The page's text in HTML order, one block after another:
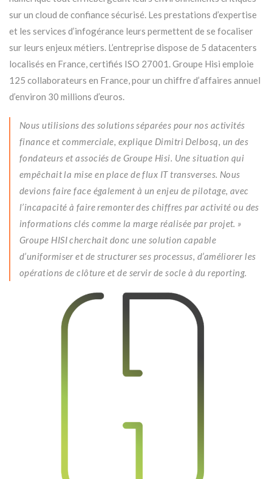
sur un cloud de confiance sécurisé. Les prestations d’expertise
et les services d’infogérance leurs permettent de se focaliser
sur leurs enjeux métiers. L’entreprise dispose de 5 datacenters
localisés en France, certifiés ISO 27001. Groupe Hisi emploie
125 collaborateurs en France, pour un chiffre d’affaires annuel
d’environ 30 millions d’euros.
Nous utilisions des solutions séparées pour nos activités
finance et commerciale, explique Dimitri Delbosq, un des
fondateurs et associés de Groupe Hisi. Une situation qui
empêchait la mise en place de flux IT transverses. Nous
devions faire face également à un enjeu de pilotage, avec
l’incapacité à faire remonter des chiffres par activité ou des
informations clés comme la marge réalisée par projet. »
Groupe HISI cherchait donc une solution capable
d’uniformiser et de structurer ses processus, d’améliorer les
opérations de clôture et de servir de socle à du reporting.